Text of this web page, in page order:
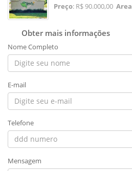
Preço: R$ 90.000,00 Area
Obter mais informações
Nome Completo
E-mail
Telefone
Mensagem